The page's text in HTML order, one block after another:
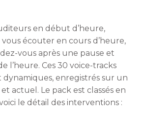
en début d’heure,
écouter en cours d’heure,
vous après une pause et
l’heure. Ces 30 voice-tracks
dynamiques, enregistrés sur un
actuel. Le pack est classés en
le détail des interventions :